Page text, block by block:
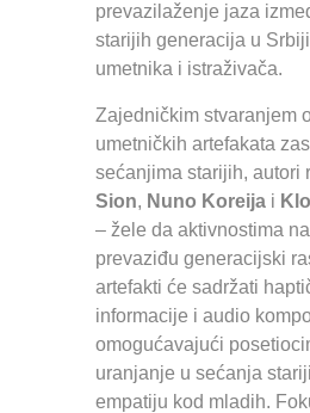
prevazilaženje jaza
starijih generacija u
umetnika i istraživača.
Zajedničkim stvaranjem
umetničkih artefakata
sećanjima starijih, autori
Sion, Nuno Koreija i
– žele da aktivnostima
prevaziđu generacijski
artefakti će sadržati
informacije i audio
omogućavajući
uranjanje u sećanja
empatiju kod mladih.